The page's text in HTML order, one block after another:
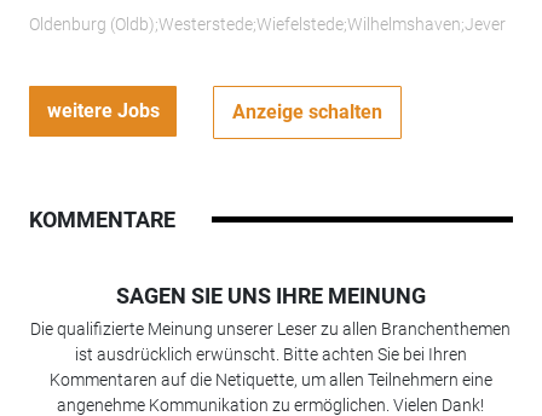
Oldenburg (Oldb);Westerstede;Wiefelstede;Wilhelmshaven;Jever
weitere Jobs Anzeige schalten
KOMMENTARE
SAGEN SIE UNS IHRE MEINUNG
Die qualifizierte Meinung unserer Leser zu allen Branchenthemen
ist ausdrücklich erwünscht. Bitte achten Sie bei Ihren
Kommentaren auf die Netiquette, um allen Teilnehmern eine
angenehme Kommunikation zu ermöglichen. Vielen Dank!